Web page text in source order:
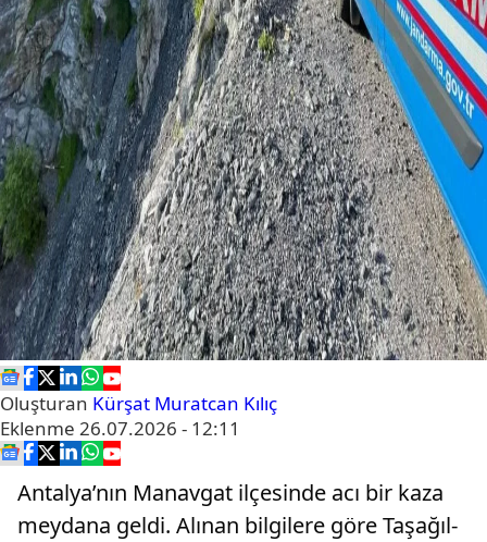
Oluşturan Kürşat Muratcan Kılıç
Eklenme 26.07.2026 - 12:11
Antalya’nın Manavgat ilçesinde acı bir kaza
meydana geldi. Alınan bilgilere göre Taşağıl-